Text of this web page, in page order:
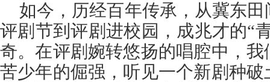
如今，历经百年传承，从冀东
评剧节到评剧进校园，成兆才的“
奇。在评剧婉转悠扬的唱腔中，
苦少年的倔强，听见一个新剧种